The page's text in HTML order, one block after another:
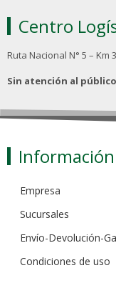
Centro
Ruta Nacional N° 5 – Km
Sin atención al público
Información
Empresa
Sucursales
Envío-Devolución-
Condiciones de uso